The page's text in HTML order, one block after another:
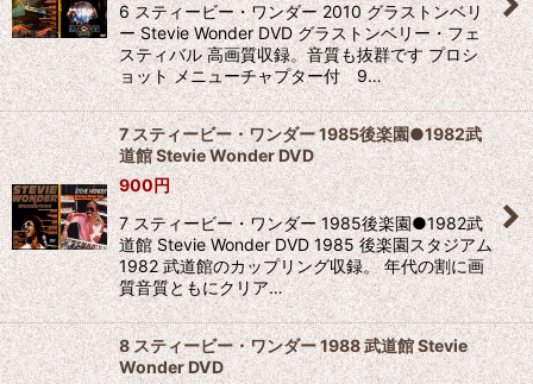
6 スティービー・ワンダー 2010 グラストンベリ
ー Stevie Wonder DVD グラストンベリー・フェ
スティバル 高画質収録。音質も抜群です プロシ
ョット メニューチャプター付 9…
7 スティービー・ワンダー 1985後楽園●1982武
道館 Stevie Wonder DVD
900円
7 スティービー・ワンダー 1985後楽園●1982武
道館 Stevie Wonder DVD 1985 後楽園スタジアム
1982 武道館のカップリング収録。 年代の割に画
質音質ともにクリア…
8 スティービー・ワンダー 1988 武道館 Stevie
Wonder DVD